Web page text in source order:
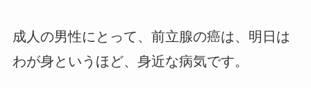
成人の男性にとって、前立腺の癌は、明日は
わが身というほど、身近な病気です。